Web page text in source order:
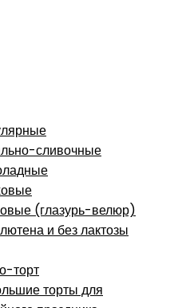
сливочные
(глазурь-велюр)
и без лактозы
торт
торты для